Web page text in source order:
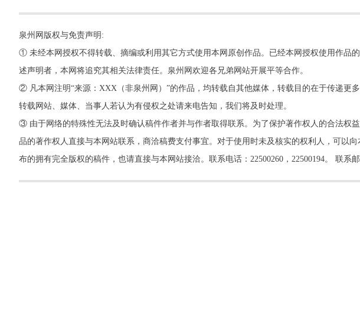
泉州网版权与免责声明:
① 未经本网授权不得转载、摘编或利用其它方式使用本网原创作品。已经本网授权使用作品
述声明者，本网将追究其相关法律责任。泉州网欢迎各兄弟网站开展平等合作。
② 凡本网注明“来源：XXX（非泉州网）”的作品，均转载自其他媒体，转载目的在于传递更
转载网站、媒体、当事人若认为有侵权之处请来电告知，我们将及时处理。
③ 由于网络的特殊性无法及时确认稿件作者并与作者取得联系。为了保护著作权人的合法权
品的著作权人直接与本网站联系，商洽稿费支付事宜。对于使用时未及核实的权利人，可以
布的拥有完全版权的稿件，也请直接与本网站接洽。联系电话：22500260，22500194。 联系邮